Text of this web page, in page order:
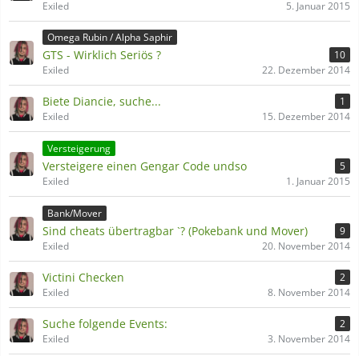
Exiled
5. Januar 2015
Omega Rubin / Alpha Saphir
GTS - Wirklich Seriös ?
10
Exiled
22. Dezember 2014
Biete Diancie, suche...
1
Exiled
15. Dezember 2014
Versteigerung
Versteigere einen Gengar Code undso
5
Exiled
1. Januar 2015
Bank/Mover
Sind cheats übertragbar `? (Pokebank und Mover)
9
Exiled
20. November 2014
Victini Checken
2
Exiled
8. November 2014
Suche folgende Events:
2
Exiled
3. November 2014